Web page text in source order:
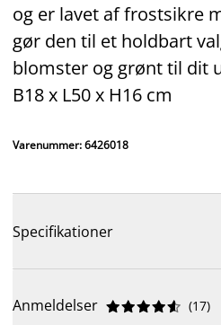
og er lavet af frostsikre
gør den til et holdbart
blomster og grønt til dit
B18 x L50 x H16 cm
Varenummer: 6426018
Specifikationer
Anmeldelser 




 (17)